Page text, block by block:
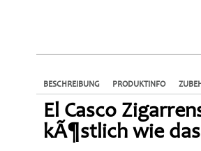
BESCHREIBUNG PRODUKTINFO
El Casco
kÃ¶stlich wie